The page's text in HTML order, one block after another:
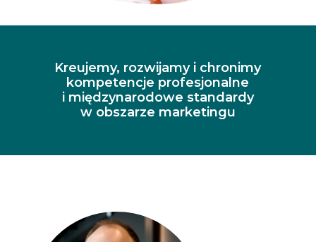
Kreujemy, rozwijamy i chronimy
kompetencje profesjonalne
i międzynarodowe standardy
w obszarze marketingu